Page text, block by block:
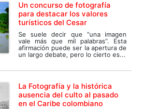
Un concurso de fotografía
para destacar los valores
turísticos del Cesar
Se suele decir que “una imagen
vale más que mil palabras”. Esta
afirmación puede ser la apertura de
un largo debate, pero lo cierto es...
La Fotografía y la histórica
ausencia del culto al pasado
en el Caribe colombiano